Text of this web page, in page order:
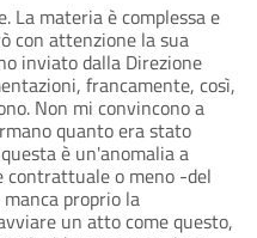
La materia è complessa e
con attenzione la sua
inviato dalla Direzione
francamente, così,
Non mi convincono a
quanto era stato
è un'anomalia a
contrattuale o meno -del
proprio la
un atto come questo,